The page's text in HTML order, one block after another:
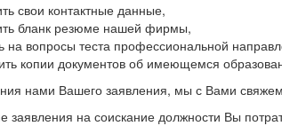
свои контактные данные,
бланк резюме нашей фирмы,
на вопросы теста профессиональной
копии документов об имеющемся
нами Вашего заявления, мы с Вами
заявления на соискание должности Вы